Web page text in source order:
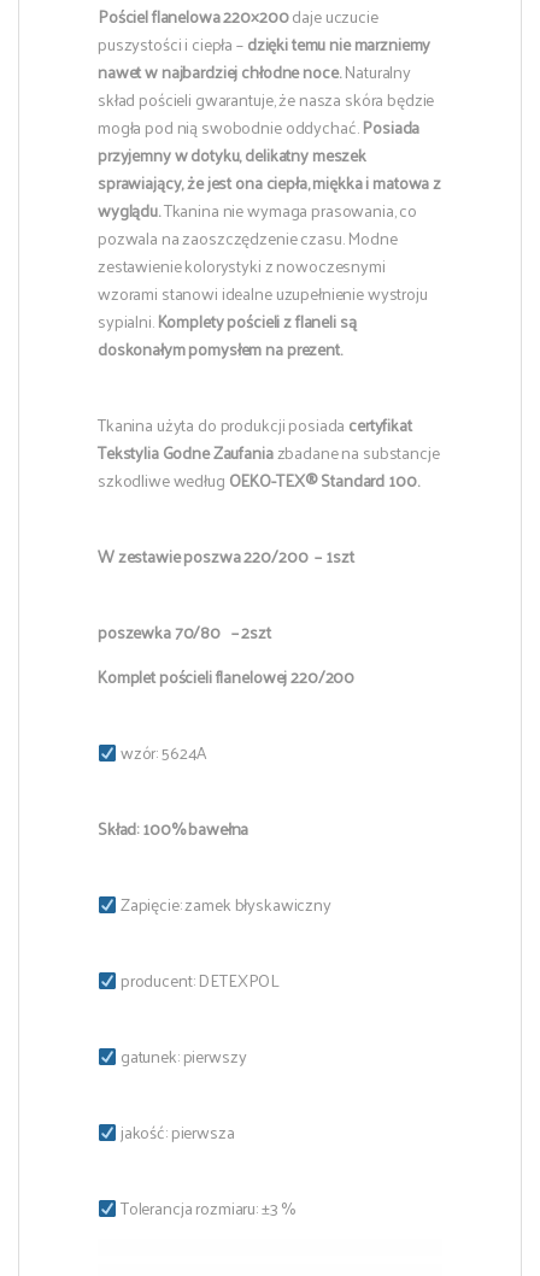
Pościel flanelowa 220×200daje uczucie
puszystości i ciepła –dzięki temunie marzniemy
nawet w najbardziej chłodne noce.Naturalny
skład pościeli gwarantuje, że nasza skóra będzie
mogła pod nią swobodnie oddychać.Posiada
przyjemny w dotyku, delikatny meszek
sprawiający, że jest ona ciepła, miękka i matowa z
wyglądu.Tkanina nie wymaga prasowania, co
pozwala na zaoszczędzenie czasu. Modne
zestawienie kolorystyki z nowoczesnymi
wzorami stanowi idealne uzupełnienie wystroju
sypialni.Komplety pościeli z flaneli są
doskonałym pomysłem na prezent.
Tkanina użyta do produkcji posiada certyfikat
Tekstylia Godne Zaufaniazbadane na substancje
szkodliwe według OEKO-TEX® Standard 100.
W zestawie poszwa 220/200 – 1szt
poszewka 70/80 – 2szt
Komplet pościeli flanelowej 220/200
wzór: 5624A
Skład: 100% bawełna
Zapięcie: zamek błyskawiczny
producent: DETEXPOL
gatunek: pierwszy
jakość: pierwsza
Tolerancja rozmiaru: ±3 %